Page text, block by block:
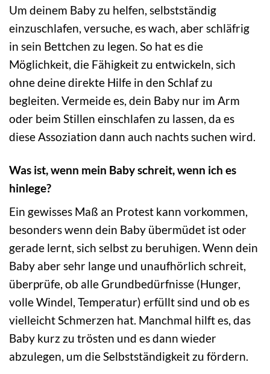
Um deinem Baby zu helfen, selbstständig
einzuschlafen, versuche, es wach, aber schläfrig
in sein Bettchen zu legen. So hat es die
Möglichkeit, die Fähigkeit zu entwickeln, sich
ohne deine direkte Hilfe in den Schlaf zu
begleiten. Vermeide es, dein Baby nur im Arm
oder beim Stillen einschlafen zu lassen, da es
diese Assoziation dann auch nachts suchen wird.
Was ist, wenn mein Baby schreit, wenn ich es
hinlege?
Ein gewisses Maß an Protest kann vorkommen,
besonders wenn dein Baby übermüdet ist oder
gerade lernt, sich selbst zu beruhigen. Wenn dein
Baby aber sehr lange und unaufhörlich schreit,
überprüfe, ob alle Grundbedürfnisse (Hunger,
volle Windel, Temperatur) erfüllt sind und ob es
vielleicht Schmerzen hat. Manchmal hilft es, das
Baby kurz zu trösten und es dann wieder
abzulegen, um die Selbstständigkeit zu fördern.